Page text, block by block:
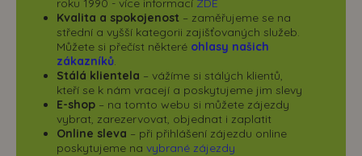
roku 1990 - více informací ZDE
Kvalita a spokojenost – zaměřujeme se na
střední a vyšší kategorii zajišťovaných služeb.
Můžete si přečíst některé ohlasy našich
zákazníků.
Stálá klientela – vážíme si stálých klientů,
kteří se k nám vracejí a poskytujeme jim slevy
E-shop – na tomto webu si můžete zájezdy
vybrat, zarezervovat, objednat i zaplatit
Online sleva – při přihlášení zájezdu online
poskytujeme na vybrané zájezdy